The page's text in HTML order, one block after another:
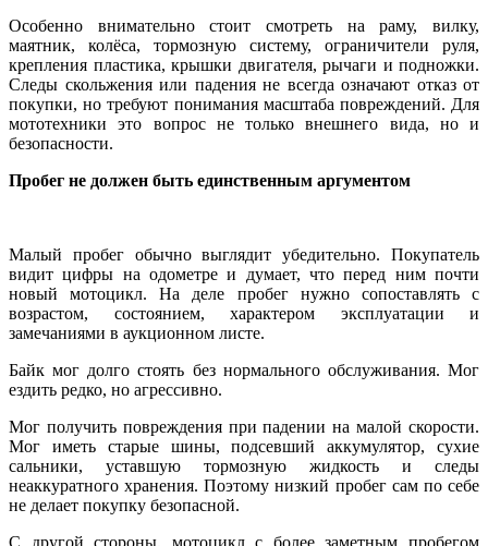
Особенно внимательно стоит смотреть на раму, вилку,
маятник, колёса, тормозную систему, ограничители руля,
крепления пластика, крышки двигателя, рычаги и подножки.
Следы скольжения или падения не всегда означают отказ от
покупки, но требуют понимания масштаба повреждений. Для
мототехники это вопрос не только внешнего вида, но и
безопасности.
Пробег не должен быть единственным аргументом
Малый пробег обычно выглядит убедительно. Покупатель
видит цифры на одометре и думает, что перед ним почти
новый мотоцикл. На деле пробег нужно сопоставлять с
возрастом, состоянием, характером эксплуатации и
замечаниями в аукционном листе.
Байк мог долго стоять без нормального обслуживания. Мог
ездить редко, но агрессивно.
Мог получить повреждения при падении на малой скорости.
Мог иметь старые шины, подсевший аккумулятор, сухие
сальники, уставшую тормозную жидкость и следы
неаккуратного хранения. Поэтому низкий пробег сам по себе
не делает покупку безопасной.